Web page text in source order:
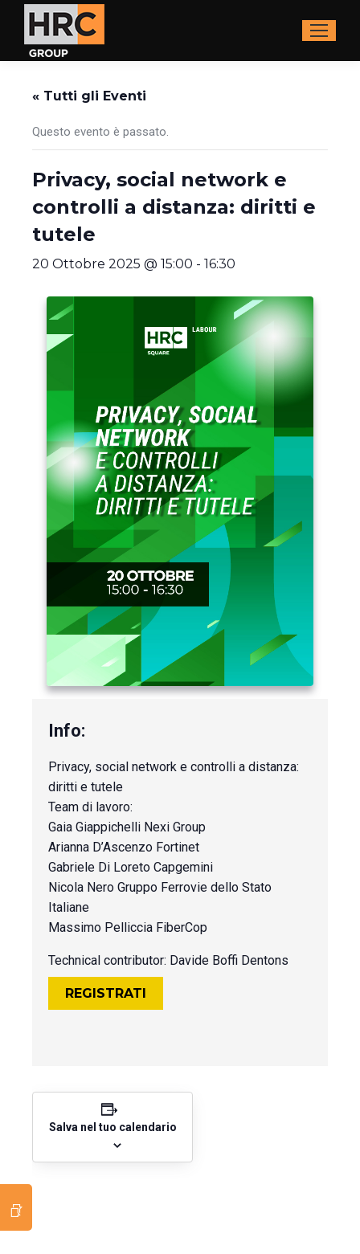
« Tutti gli Eventi
Questo evento è passato.
Privacy, social network e
controlli a distanza: diritti e
tutele
20 Ottobre 2025 @ 15:00 - 16:30
Privacy, social network e controlli a distanza:
diritti e tutele
Team di lavoro:
Gaia Giappichelli Nexi Group
Arianna D’Ascenzo Fortinet
Gabriele Di Loreto Capgemini
Nicola Nero Gruppo Ferrovie dello Stato
Italiane
Massimo Pelliccia FiberCop
Technical contributor: Davide Boffi Dentons
REGISTRATI
Salva nel tuo calendario